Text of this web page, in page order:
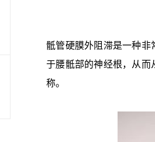
骶管硬膜外阻滞是一种非
于腰骶部的神经根，从而
称。